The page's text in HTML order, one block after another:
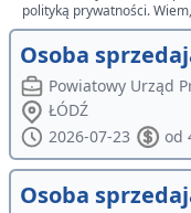
polityką prywatności.
Osoba
Powiatowy Urząd
ŁÓDŹ
2026-07-23
od
Osoba